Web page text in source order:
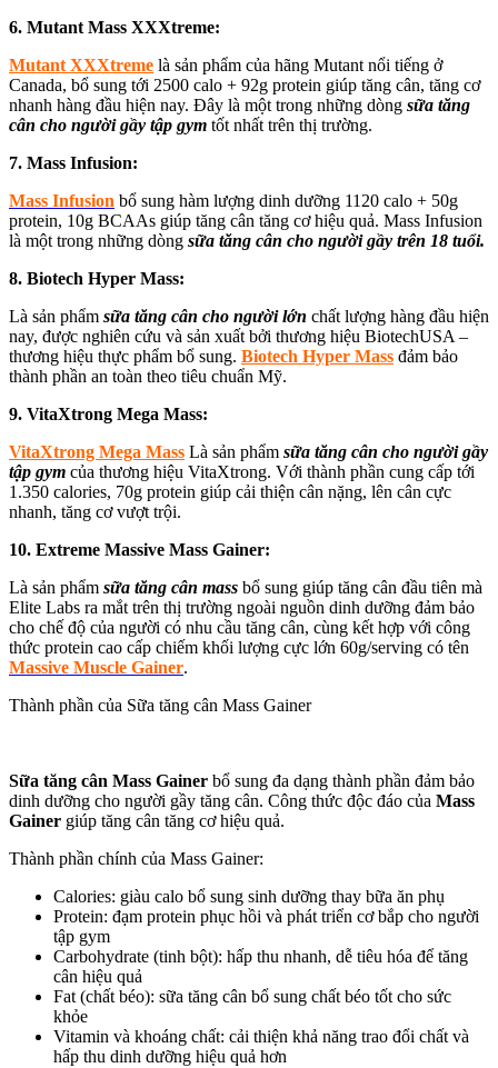
6. Mutant Mass XXXtreme:
Mutant XXXtreme là sản phẩm của hãng Mutant nổi tiếng ở
Canada, bổ sung tới 2500 calo + 92g protein giúp tăng cân, tăng cơ
nhanh hàng đầu hiện nay. Đây là một trong những dòng sữa tăng
cân cho người gầy tập gym tốt nhất trên thị trường.
7. Mass Infusion:
Mass Infusion bổ sung hàm lượng dinh dưỡng 1120 calo + 50g
protein, 10g BCAAs giúp tăng cân tăng cơ hiệu quả. Mass Infusion
là một trong những dòng sữa tăng cân cho người gầy trên 18 tuổi.
8. Biotech Hyper Mass:
Là sản phẩm sữa tăng cân cho người lớn chất lượng hàng đầu hiện
nay, được nghiên cứu và sản xuất bởi thương hiệu BiotechUSA –
thương hiệu thực phẩm bổ sung. Biotech Hyper Mass đảm bảo
thành phần an toàn theo tiêu chuẩn Mỹ.
9. VitaXtrong Mega Mass:
VitaXtrong Mega Mass Là sản phẩm sữa tăng cân cho người gầy
tập gym của thương hiệu VitaXtrong. Với thành phần cung cấp tới
1.350 calories, 70g protein giúp cải thiện cân nặng, lên cân cực
nhanh, tăng cơ vượt trội.
10. Extreme Massive Mass Gainer:
Là sản phẩm sữa tăng cân mass bổ sung giúp tăng cân đầu tiên mà
Elite Labs ra mắt trên thị trường ngoài nguồn dinh dưỡng đảm bảo
cho chế độ của người có nhu cầu tăng cân, cùng kết hợp với công
thức protein cao cấp chiếm khối lượng cực lớn 60g/serving có tên
Massive Muscle Gainer.
Thành phần của Sữa tăng cân Mass Gainer
Sữa tăng cân Mass Gainer bổ sung đa dạng thành phần đảm bảo
dinh dưỡng cho người gầy tăng cân. Công thức độc đáo của Mass
Gainer giúp tăng cân tăng cơ hiệu quả.
Thành phần chính của Mass Gainer:
Calories: giàu calo bổ sung sinh dưỡng thay bữa ăn phụ
Protein: đạm protein phục hồi và phát triển cơ bắp cho người
tập gym
Carbohydrate (tinh bột): hấp thu nhanh, dễ tiêu hóa để tăng
cân hiệu quả
Fat (chất béo): sữa tăng cân bổ sung chất béo tốt cho sức
khỏe
Vitamin và khoáng chất: cải thiện khả năng trao đổi chất và
hấp thu dinh dưỡng hiệu quả hơn